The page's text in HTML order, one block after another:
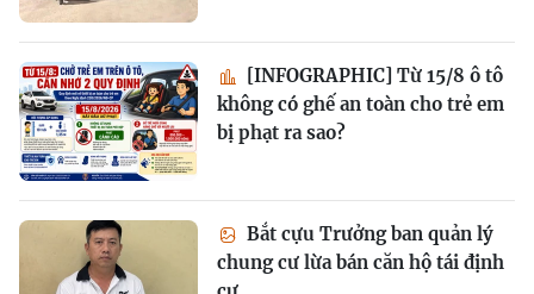
[INFOGRAPHIC] Từ 15/8 ô tô
không có ghế an toàn cho trẻ em
bị phạt ra sao?
Bắt cựu Trưởng ban quản lý
chung cư lừa bán căn hộ tái định